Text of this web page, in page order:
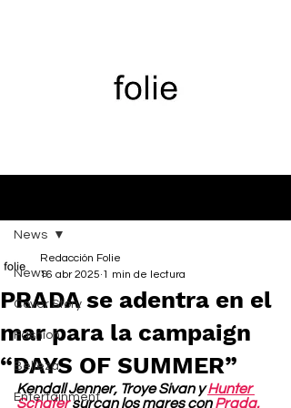
News
Cover Story
Fashion
Belleza
Entertainment
News
PRADA se adentra en el
mar para la campaign
“DAYS OF SUMMER”
Redacción Folie
16 abr 2025 1 min de lectura
Kendall Jenner, Troye Sivan y Hunter
Schafer surcan los mares con Prada.